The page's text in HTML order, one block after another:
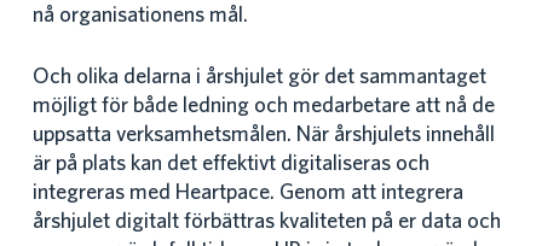
nå organisationens mål.
Och olika delarna i årshjulet gör det sammantaget
möjligt för både ledning och medarbetare att nå de
uppsatta verksamhetsmålen. När årshjulets innehåll
är på plats kan det effektivt digitaliseras och
integreras med Heartpace. Genom att integrera
årshjulet digitalt förbättras kvaliteten på er data och